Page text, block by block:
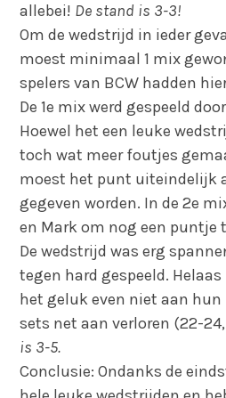
allebei! De stand is 3-3!
Om de wedstrijd in ieder
moest minimaal 1 mix
spelers van BCW hadden
De 1e mix werd gespeeld
Hoewel het een leuke
toch wat meer foutjes
moest het punt uiteindelijk
gegeven worden. In de 2e
en Mark om nog een puntje
De wedstrijd was erg
tegen hard gespeeld.
het geluk even niet aan hun
sets net aan verloren (22-24,
is 3-5.
Conclusie: Ondanks de